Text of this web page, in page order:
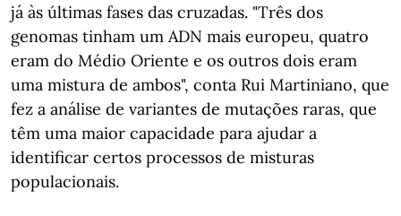
já às últimas fases das cruzadas. "Três dos
genomas tinham um ADN mais europeu, quatro
eram do Médio Oriente e os outros dois eram
uma mistura de ambos", conta Rui Martiniano, que
fez a análise de variantes de mutações raras, que
têm uma maior capacidade para ajudar a
identificar certos processos de misturas
populacionais.